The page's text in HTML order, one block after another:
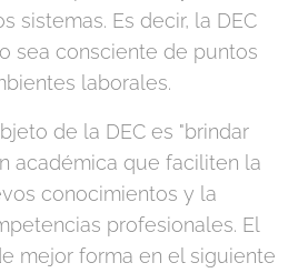
sistemas. Es decir, la DEC
sea consciente de puntos
laborales.
de la DEC es "brindar
académica que faciliten la
conocimientos y la
profesionales. El
mejor forma en el siguiente